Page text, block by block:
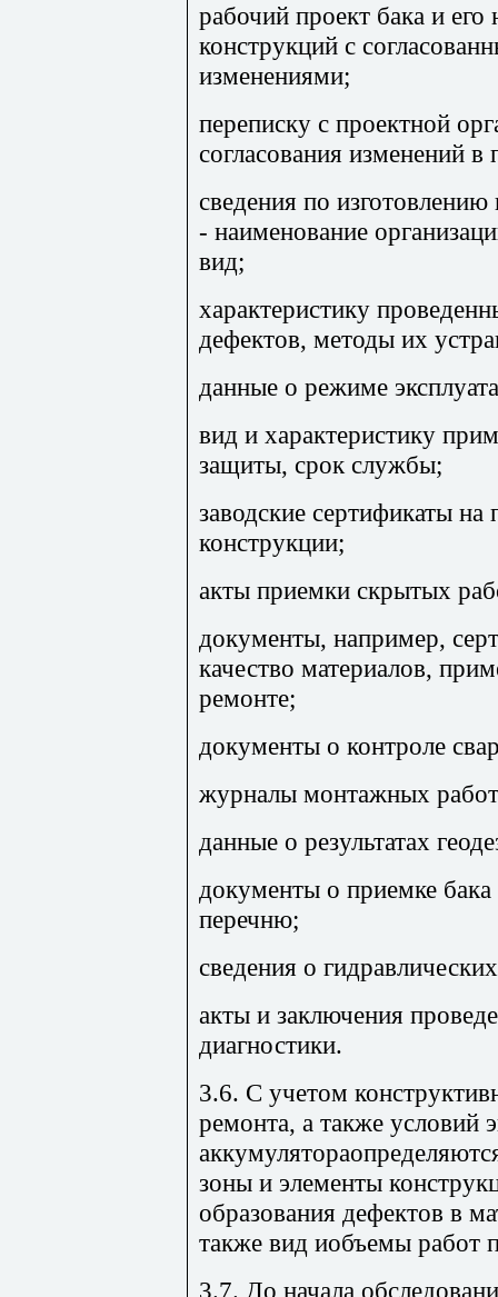
рабочий проект бака и
конструкций с
изменениями;
переписку с проектной
согласования изменений в
сведения по
- наименование
вид;
характеристику
дефектов, методы их
данные о режиме
вид и характеристику
защиты, срок службы;
заводские сертификаты
конструкции;
акты приемки скрытых
документы, например,
качество материалов,
ремонте;
документы о контроле
журналы монтажных
данные о результатах
документы о приемке бака
перечню;
сведения о
акты и заключения
диагностики.
3.6. С учетом
ремонта, а также условий
зоны и элементы
образования дефектов в
также вид иобъемы работ
3.7. До начала